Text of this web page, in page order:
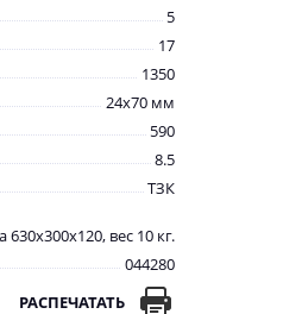
5
17
1350
24х70 мм
590
8.5
ТЗК
630х300х120, вес 10 кг.
044280
РАСПЕЧАТАТЬ